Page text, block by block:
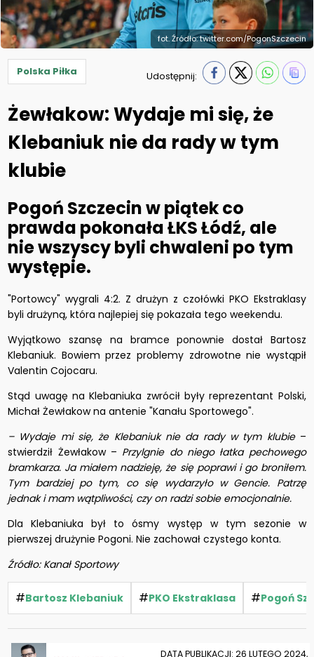
fot. Źródło: twitter.com/PogonSzczecin
Polska Piłka Udostępnij:
Żewłakow: Wydaje mi się, że
Klebaniuk nie da rady w tym
klubie
Pogoń Szczecin w piątek co
prawda pokonała ŁKS Łódź, ale
nie wszyscy byli chwaleni po tym
występie.
"Portowcy" wygrali 4:2. Z drużyn z czołówki PKO Ekstraklasy
byli drużyną, która najlepiej się pokazała tego weekendu.
Wyjątkowo szansę na bramce ponownie dostał Bartosz
Klebaniuk. Bowiem przez problemy zdrowotne nie wystąpił
Valentin Cojocaru.
Stąd uwagę na Klebaniuka zwrócił były reprezentant Polski,
Michał Żewłakow na antenie "Kanału Sportowego".
– Wydaje mi się, że Klebaniuk nie da rady w tym klubie–
stwierdził Żewłakow – Przylgnie do niego łatka pechowego
bramkarza. Ja miałem nadzieję, że się poprawi i go broniłem.
Tym bardziej po tym, co się wydarzyło w Gencie. Patrzę
jednak i mam wątpliwości, czy on radzi sobie emocjonalnie.
Dla Klebaniuka był to ósmy występ w tym sezonie w
pierwszej drużynie Pogoni. Nie zachował czystego konta.
Źródło: Kanał Sportowy
#Bartosz Klebaniuk #PKO Ekstraklasa #Pogoń
DATA PUBLIKACJI: 26 LUTEGO 2024,